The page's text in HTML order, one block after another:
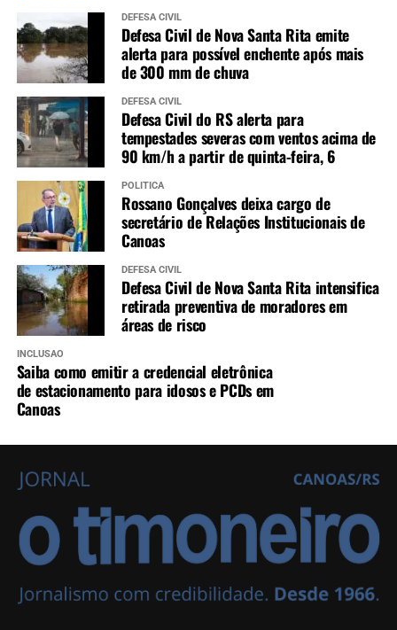
DEFESA CIVIL
Defesa Civil de Nova Santa Rita emite
alerta para possível enchente após mais
de 300 mm de chuva
DEFESA CIVIL
Defesa Civil do RS alerta para
tempestades severas com ventos acima de
90 km/h a partir de quinta-feira, 6
POLÍTICA
Rossano Gonçalves deixa cargo de
secretário de Relações Institucionais de
Canoas
DEFESA CIVIL
Defesa Civil de Nova Santa Rita intensifica
retirada preventiva de moradores em
áreas de risco
INCLUSÃO
Saiba como emitir a credencial eletrônica
de estacionamento para idosos e PCDs em
Canoas